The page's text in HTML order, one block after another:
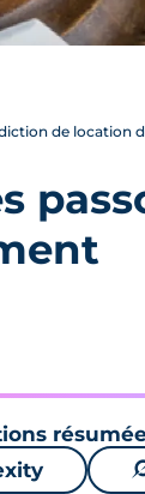
de location